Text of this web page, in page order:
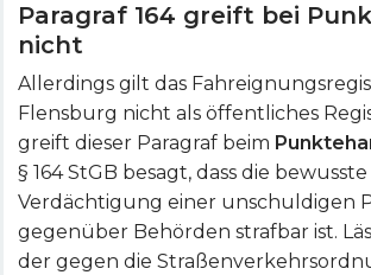
Paragraf 164 greift bei
nicht
Allerdings gilt das
Flensburg nicht als öffentliches
greift dieser Paragraf beim
§ 164 StGB besagt, dass die bewusste
Verdächtigung einer unschuldigen
gegenüber Behörden strafbar ist.
der gegen die